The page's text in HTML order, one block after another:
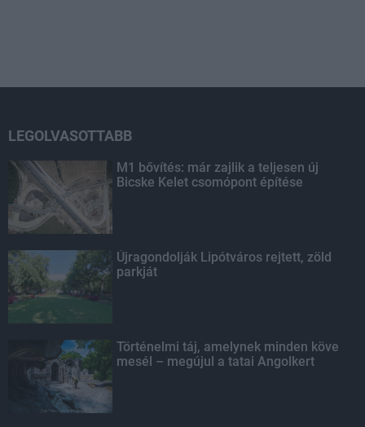
LEGOLVASOTTABB
M1 bővítés: már zajlik a teljesen új
Bicske Kelet csomópont építése
Újragondolják Lipótváros rejtett, zöld
parkját
Történelmi táj, amelynek minden köve
mesél – megújul a tatai Angolkert